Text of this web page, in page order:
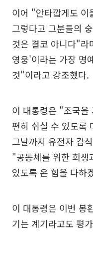
이어 "안타깝게도 이
그렇다고 그분들의
것은 결코 아니다"
영웅'이라는 가장 명
것"이라고 강조했다.
이 대통령은 "조국을
편히 쉬실 수 있도록
그날까지 유전자 감
"공동체를 위한 희생
있도록 온 힘을 다하
이 대통령은 이번 봉
기는 계기라고도 평